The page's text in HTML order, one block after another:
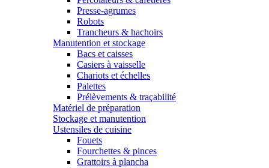
Presse-agrumes
Robots
Trancheurs & hachoirs
Manutention et stockage
Bacs et caisses
Casiers à vaisselle
Chariots et échelles
Palettes
Prélèvements & traçabilité
Matériel de préparation
Stockage et manutention
Ustensiles de cuisine
Fouets
Fourchettes & pinces
Grattoirs à plancha